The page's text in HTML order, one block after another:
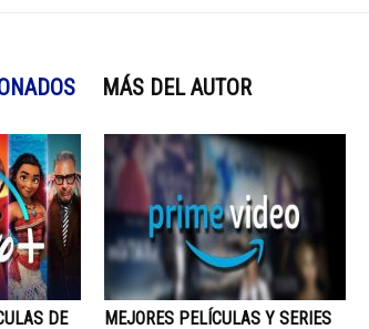
MÁS DEL AUTOR
DE
MEJORES PELÍCULAS Y SERIES